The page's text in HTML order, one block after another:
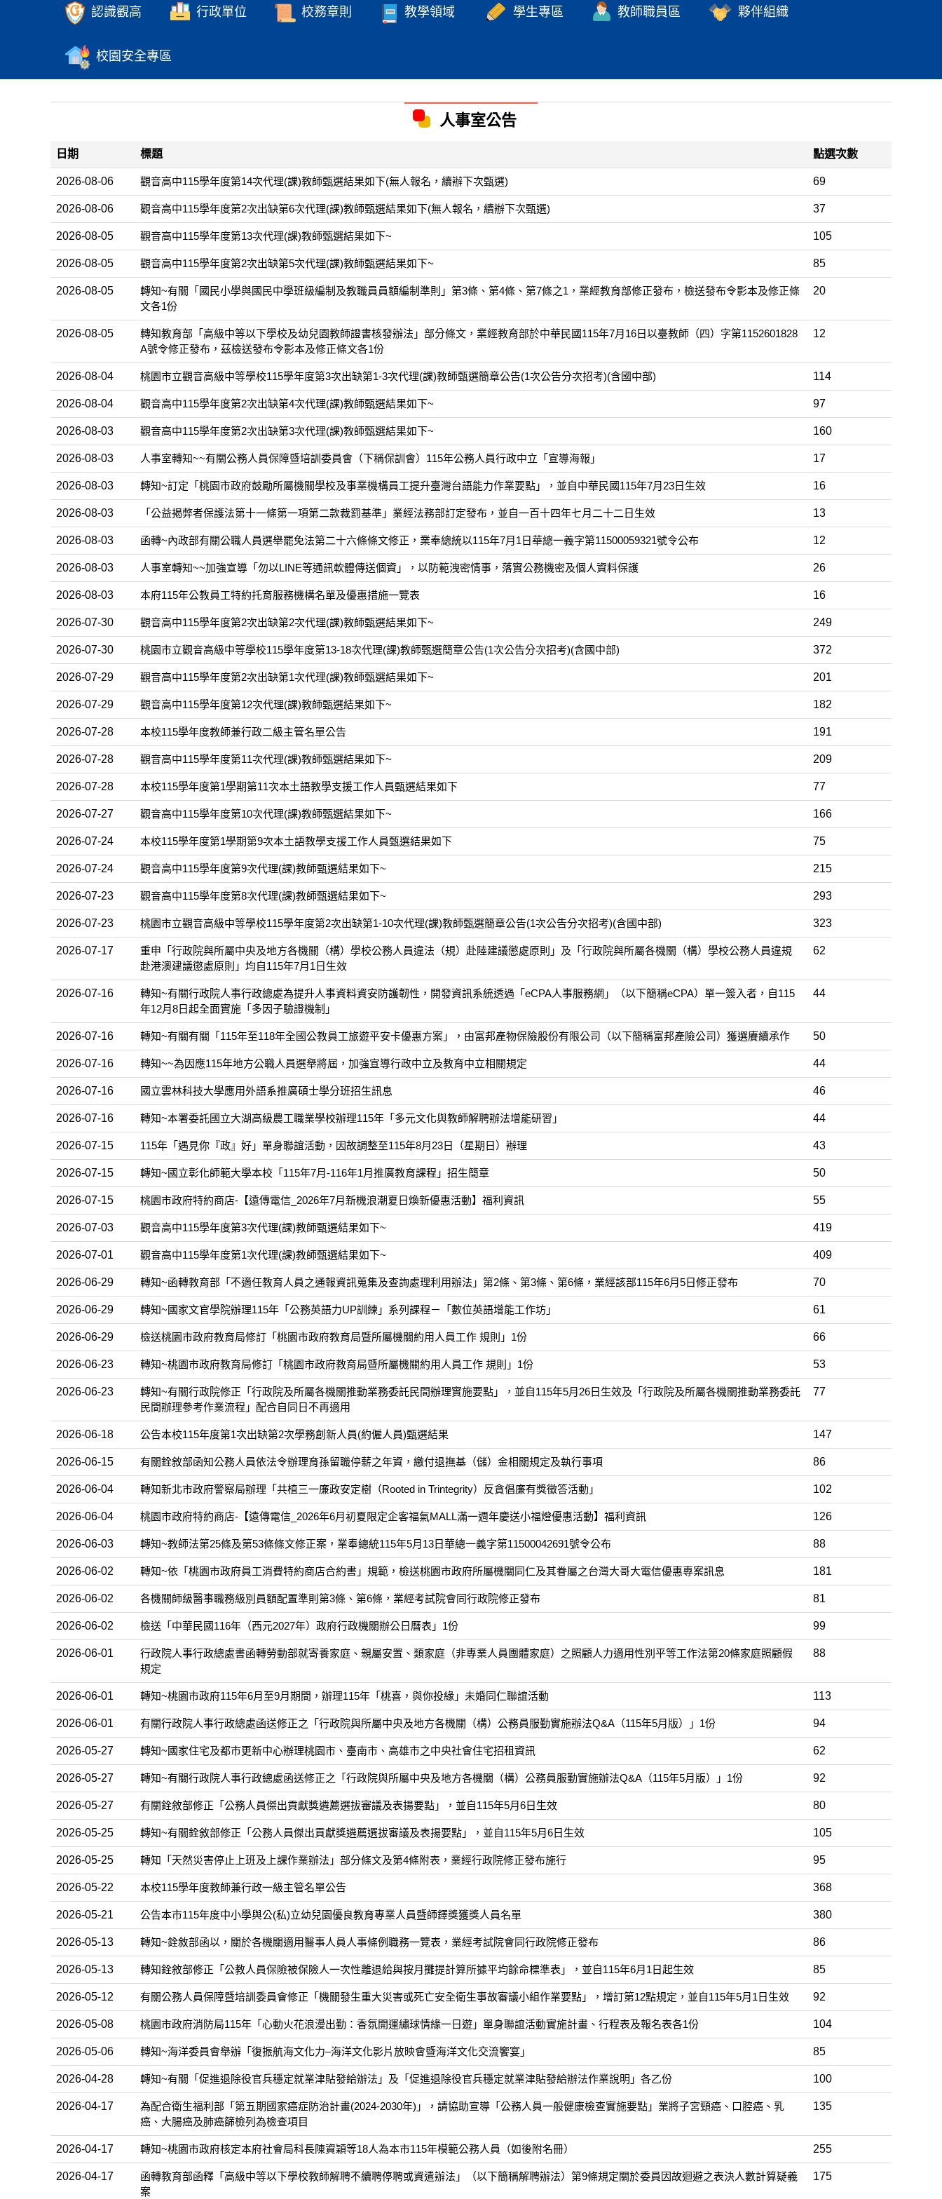
認識觀高 行政單位 校務章則 教學領域 學生專區 教師職員區 夥伴組織
校園安全專區
人事室公告
日期 標題 點選次數
2026-08-06 觀音高中115學年度第14次代理(課)教師甄選結果如下(無人報名，續辦下次甄選) 69
2026-08-06 觀音高中115學年度第2次出缺第6次代理(課)教師甄選結果如下(無人報名，續辦下次甄選) 37
2026-08-05 觀音高中115學年度第13次代理(課)教師甄選結果如下~ 105
2026-08-05 觀音高中115學年度第2次出缺第5次代理(課)教師甄選結果如下~ 85
2026-08-05
轉知~有關「國民小學與國民中學班級編制及教職員員額編制準則」第3條、第4條、第7條之1，業經教育部修正發布，檢送發布令影本及修正條
文各1份
20
2026-08-05
轉知教育部「高級中等以下學校及幼兒園教師證書核發辦法」部分條文，業經教育部於中華民國115年7月16日以臺教師（四）字第1152601828
A號令修正發布，茲檢送發布令影本及修正條文各1份
12
2026-08-04 桃園市立觀音高級中等學校115學年度第3次出缺第1-3次代理(課)教師甄選簡章公告(1次公告分次招考)(含國中部) 114
2026-08-04 觀音高中115學年度第2次出缺第4次代理(課)教師甄選結果如下~ 97
2026-08-03 觀音高中115學年度第2次出缺第3次代理(課)教師甄選結果如下~ 160
2026-08-03 人事室轉知~~有關公務人員保障暨培訓委員會（下稱保訓會）115年公務人員行政中立「宣導海報」 17
2026-08-03 轉知~訂定「桃園市政府鼓勵所屬機關學校及事業機構員工提升臺灣台語能力作業要點」，並自中華民國115年7月23日生效 16
2026-08-03 「公益揭弊者保護法第十一條第一項第二款裁罰基準」業經法務部訂定發布，並自一百十四年七月二十二日生效 13
2026-08-03 函轉~內政部有關公職人員選舉罷免法第二十六條條文修正，業奉總統以115年7月1日華總一義字第11500059321號令公布 12
2026-08-03 人事室轉知~~加強宣導「勿以LINE等通訊軟體傳送個資」，以防範洩密情事，落實公務機密及個人資料保護 26
2026-08-03 本府115年公教員工特約托育服務機構名單及優惠措施一覽表 16
2026-07-30 觀音高中115學年度第2次出缺第2次代理(課)教師甄選結果如下~ 249
2026-07-30 桃園市立觀音高級中等學校115學年度第13-18次代理(課)教師甄選簡章公告(1次公告分次招考)(含國中部) 372
2026-07-29 觀音高中115學年度第2次出缺第1次代理(課)教師甄選結果如下~ 201
2026-07-29 觀音高中115學年度第12次代理(課)教師甄選結果如下~ 182
2026-07-28 本校115學年度教師兼行政二級主管名單公告 191
2026-07-28 觀音高中115學年度第11次代理(課)教師甄選結果如下~ 209
2026-07-28 本校115學年度第1學期第11次本土語教學支援工作人員甄選結果如下 77
2026-07-27 觀音高中115學年度第10次代理(課)教師甄選結果如下~ 166
2026-07-24 本校115學年度第1學期第9次本土語教學支援工作人員甄選結果如下 75
2026-07-24 觀音高中115學年度第9次代理(課)教師甄選結果如下~ 215
2026-07-23 觀音高中115學年度第8次代理(課)教師甄選結果如下~ 293
2026-07-23 桃園市立觀音高級中等學校115學年度第2次出缺第1-10次代理(課)教師甄選簡章公告(1次公告分次招考)(含國中部) 323
2026-07-17
重申「行政院與所屬中央及地方各機關（構）學校公務人員違法（規）赴陸建議懲處原則」及「行政院與所屬各機關（構）學校公務人員違規
赴港澳建議懲處原則」均自115年7月1日生效
62
2026-07-16
轉知~有關行政院人事行政總處為提升人事資料資安防護韌性，開發資訊系統透過「eCPA人事服務網」（以下簡稱eCPA）單一簽入者，自115
年12月8日起全面實施「多因子驗證機制」
44
2026-07-16 轉知~有關有關「115年至118年全國公教員工旅遊平安卡優惠方案」，由富邦產物保險股份有限公司（以下簡稱富邦產險公司）獲選賡續承作 50
2026-07-16 轉知~~為因應115年地方公職人員選舉將屆，加強宣導行政中立及教育中立相關規定 44
2026-07-16 國立雲林科技大學應用外語系推廣碩士學分班招生訊息 46
2026-07-16 轉知~本署委託國立大湖高級農工職業學校辦理115年「多元文化與教師解聘辦法增能研習」 44
2026-07-15 115年「遇見你『政』好」單身聯誼活動，因故調整至115年8月23日（星期日）辦理 43
2026-07-15 轉知~國立彰化師範大學本校「115年7月-116年1月推廣教育課程」招生簡章 50
2026-07-15 桃園市政府特約商店-【遠傳電信_2026年7月新機浪潮夏日煥新優惠活動】福利資訊 55
2026-07-03 觀音高中115學年度第3次代理(課)教師甄選結果如下~ 419
2026-07-01 觀音高中115學年度第1次代理(課)教師甄選結果如下~ 409
2026-06-29 轉知~函轉教育部「不適任教育人員之通報資訊蒐集及查詢處理利用辦法」第2條、第3條、第6條，業經該部115年6月5日修正發布 70
2026-06-29 轉知~國家文官學院辦理115年「公務英語力UP訓練」系列課程－「數位英語增能工作坊」 61
2026-06-29 檢送桃園市政府教育局修訂「桃園市政府教育局暨所屬機關約用人員工作 規則」1份 66
2026-06-23 轉知~桃園市政府教育局修訂「桃園市政府教育局暨所屬機關約用人員工作 規則」1份 53
2026-06-23
轉知~有關行政院修正「行政院及所屬各機關推動業務委託民間辦理實施要點」，並自115年5月26日生效及「行政院及所屬各機關推動業務委託
民間辦理參考作業流程」配合自同日不再適用
77
2026-06-18 公告本校115年度第1次出缺第2次學務創新人員(約僱人員)甄選結果 147
2026-06-15 有關銓敘部函知公務人員依法令辦理育孫留職停薪之年資，繳付退撫基（儲）金相關規定及執行事項 86
2026-06-04 轉知新北市政府警察局辦理「共植三一廉政安定樹（Rooted in Trintegrity）反貪倡廉有獎徵答活動」 102
2026-06-04 桃園市政府特約商店-【遠傳電信_2026年6月初夏限定企客福氣MALL滿一週年慶送小福燈優惠活動】福利資訊 126
2026-06-03 轉知~教師法第25條及第53條條文修正案，業奉總統115年5月13日華總一義字第11500042691號令公布 88
2026-06-02 轉知~依「桃園市政府員工消費特約商店合約書」規範，檢送桃園市政府所屬機關同仁及其眷屬之台灣大哥大電信優惠專案訊息 181
2026-06-02 各機關師級醫事職務級別員額配置準則第3條、第6條，業經考試院會同行政院修正發布 81
2026-06-02 檢送「中華民國116年（西元2027年）政府行政機關辦公日曆表」1份 99
2026-06-01
行政院人事行政總處書函轉勞動部就寄養家庭、親屬安置、類家庭（非專業人員團體家庭）之照顧人力適用性別平等工作法第20條家庭照顧假
規定
88
2026-06-01 轉知~桃園市政府115年6月至9月期間，辦理115年「桃喜，與你投緣」未婚同仁聯誼活動 113
2026-06-01 有關行政院人事行政總處函送修正之「行政院與所屬中央及地方各機關（構）公務員服勤實施辦法Q&A（115年5月版）」1份 94
2026-05-27 轉知~國家住宅及都市更新中心辦理桃園市、臺南市、高雄市之中央社會住宅招租資訊 62
2026-05-27 轉知~有關行政院人事行政總處函送修正之「行政院與所屬中央及地方各機關（構）公務員服勤實施辦法Q&A（115年5月版）」1份 92
2026-05-27 有關銓敘部修正「公務人員傑出貢獻獎遴薦選拔審議及表揚要點」，並自115年5月6日生效 80
2026-05-25 轉知~有關銓敘部修正「公務人員傑出貢獻獎遴薦選拔審議及表揚要點」，並自115年5月6日生效 105
2026-05-25 轉知「天然災害停止上班及上課作業辦法」部分條文及第4條附表，業經行政院修正發布施行 95
2026-05-22 本校115學年度教師兼行政一級主管名單公告 368
2026-05-21 公告本市115年度中小學與公(私)立幼兒園優良教育專業人員暨師鐸獎獲獎人員名單 380
2026-05-13 轉知~銓敘部函以，關於各機關適用醫事人員人事條例職務一覽表，業經考試院會同行政院修正發布 86
2026-05-13 轉知銓敘部修正「公教人員保險被保險人一次性離退給與按月攤提計算所據平均餘命標準表」，並自115年6月1日起生效 85
2026-05-12 有關公務人員保障暨培訓委員會修正「機關發生重大災害或死亡安全衛生事故審議小組作業要點」，增訂第12點規定，並自115年5月1日生效 92
2026-05-08 桃園市政府消防局115年「心動火花浪漫出勤：香氛開運繡球情緣一日遊」單身聯誼活動實施計畫、行程表及報名表各1份 104
2026-05-06 轉知~海洋委員會舉辦「復振航海文化力–海洋文化影片放映會暨海洋文化交流饗宴」 85
2026-04-28 轉知~有關「促進退除役官兵穩定就業津貼發給辦法」及「促進退除役官兵穩定就業津貼發給辦法作業說明」各乙份 100
2026-04-17
為配合衛生福利部「第五期國家癌症防治計畫(2024-2030年)」，請協助宣導「公務人員一般健康檢查實施要點」業將子宮頸癌、口腔癌、乳
癌、大腸癌及肺癌篩檢列為檢查項目
135
2026-04-17 轉知~桃園市政府核定本府社會局科長陳資穎等18人為本市115年模範公務人員（如後附名冊） 255
2026-04-17
函轉教育部函釋「高級中等以下學校教師解聘不續聘停聘或資遣辦法」（以下簡稱解聘辦法）第9條規定關於委員因故迴避之表決人數計算疑義
案
175